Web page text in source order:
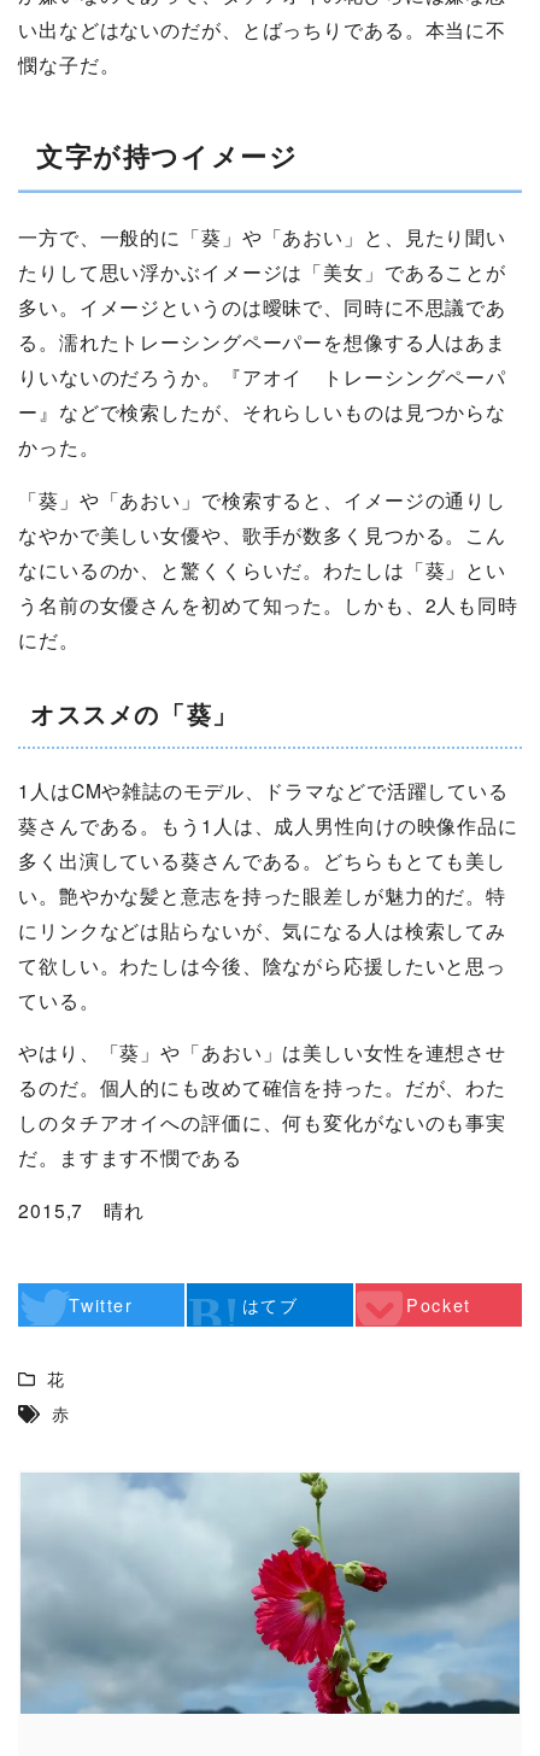
い出などはないのだが、とばっちりである。本当に不
憫な子だ。
文字が持つイメージ
一方で、一般的に「葵」や「あおい」と、見たり聞い
たりして思い浮かぶイメージは「美女」であることが
多い。イメージというのは曖昧で、同時に不思議であ
る。濡れたトレーシングペーパーを想像する人はあま
りいないのだろうか。『アオイ トレーシングペーパ
ー』などで検索したが、それらしいものは見つからな
かった。
「葵」や「あおい」で検索すると、イメージの通りし
なやかで美しい女優や、歌手が数多く見つかる。こん
なにいるのか、と驚くくらいだ。わたしは「葵」とい
う名前の女優さんを初めて知った。しかも、2人も同時
にだ。
オススメの「葵」
1人はCMや雑誌のモデル、ドラマなどで活躍している
葵さんである。もう1人は、成人男性向けの映像作品に
多く出演している葵さんである。どちらもとても美し
い。艶やかな髪と意志を持った眼差しが魅力的だ。特
にリンクなどは貼らないが、気になる人は検索してみ
て欲しい。わたしは今後、陰ながら応援したいと思っ
ている。
やはり、「葵」や「あおい」は美しい女性を連想させ
るのだ。個人的にも改めて確信を持った。だが、わた
しのタチアオイへの評価に、何も変化がないのも事実
だ。ますます不憫である
2015,7 晴れ
Twitter はてブ Pocket
花
赤